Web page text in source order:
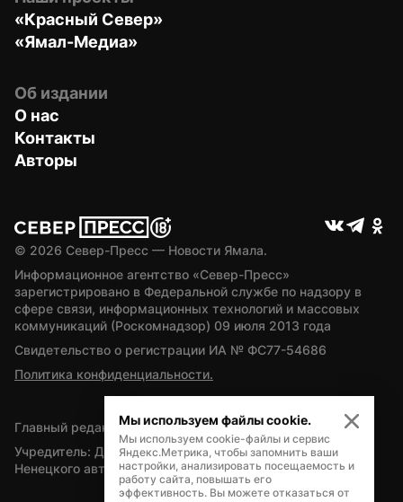
«Красный Север»
«Ямал-Медиа»
Об издании
О нас
Контакты
Авторы
© 2026 Север-Пресс — Новости Ямала.
Информационное агентство «Север-Пресс»
зарегистрировано в Федеральной службе по надзору в
сфере связи, информационных технологий и массовых
коммуникаций (Роскомнадзор) 09 июля 2013 года
Свидетельство о регистрации ИА № ФС77-54686
Политика конфиденциальности.
Главный редактор — А.Л. Поздеев
Учредитель: Департамент внутренней политики Ямало-
Ненецкого автономного округа
Мы используем файлы cookie.
Мы используем cookie-файлы и сервис
Яндекс.Метрика, чтобы запомнить ваши
настройки, анализировать посещаемость и
работу сайта, повышать его
эффективность. Вы можете отказаться от